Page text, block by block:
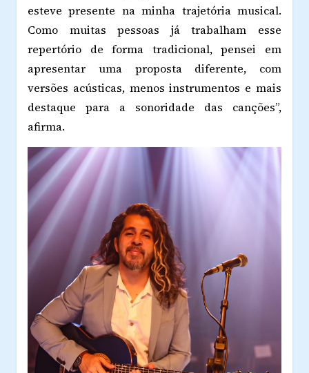
esteve presente na minha trajetória musical.
Como muitas pessoas já trabalham esse
repertório de forma tradicional, pensei em
apresentar uma proposta diferente, com
versões acústicas, menos instrumentos e mais
destaque para a sonoridade das canções”,
afirma.